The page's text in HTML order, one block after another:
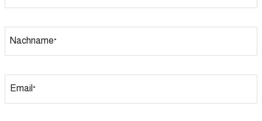
Nachname*
Email *